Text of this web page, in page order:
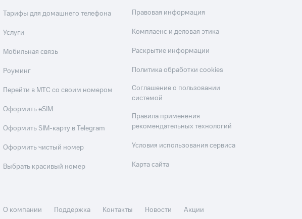
Тарифы для домашнего телефона
Услуги
Мобильная связь
Роуминг
Перейти в МТС со своим номером
Оформить eSIM
Оформить SIM-карту в Telegram
Оформить чистый номер
Выбрать красивый номер
Правовая информация
Комплаенс и деловая этика
Раскрытие информации
Политика обработки cookies
Соглашение о пользовании
системой
Правила применения
рекомендательных технологий
Условия использования сервиса
Карта сайта
О компании Поддержка Контакты Новости Акции